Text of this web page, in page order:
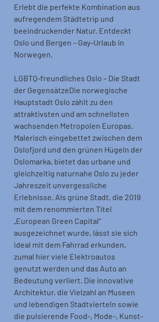
Erlebt die perfekte Kombination aus
aufregendem Städtetrip und
beeindruckender Natur. Entdeckt
Oslo und Bergen – Gay-Urlaub in
Norwegen.
LGBTQ-freundliches Oslo – Die Stadt
der GegensätzeDie norwegische
Hauptstadt Oslo zählt zu den
attraktivsten und am schnellsten
wachsenden Metropolen Europas.
Malerisch eingebettet zwischen dem
Oslofjord und den grünen Hügeln der
Oslomarka, bietet das urbane und
gleichzeitig naturnahe Oslo zu jeder
Jahreszeit unvergessliche
Erlebnisse. Als grüne Stadt, die 2019
mit dem renommierten Titel
„European Green Capital“
ausgezeichnet wurde, lässt sie sich
ideal mit dem Fahrrad erkunden,
zumal hier viele Elektroautos
genutzt werden und das Auto an
Bedeutung verliert. Die innovative
Architektur, die Vielzahl an Museen
und lebendigen Stadtvierteln sowie
die pulsierende Food-, Mode-, Kunst-